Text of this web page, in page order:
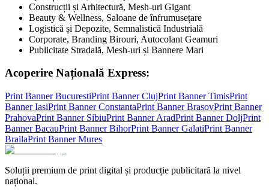
Construcții și Arhitectură, Mesh-uri Gigant
Beauty & Wellness, Saloane de înfrumusețare
Logistică și Depozite, Semnalistică Industrială
Corporate, Branding Birouri, Autocolant Geamuri
Publicitate Stradală, Mesh-uri și Bannere Mari
Acoperire Națională Express:
Print BannerBucurestiPrint BannerClujPrint BannerTimisPrint
BannerIasiPrint BannerConstantaPrint BannerBrasovPrint Banner
PrahovaPrint Banner SibiuPrint BannerAradPrint BannerDoljPrint
BannerBacauPrint BannerBihorPrint BannerGalatiPrint Banner
BrailaPrint BannerMures
Soluții premium de print digital și producție publicitară la nivel
național.